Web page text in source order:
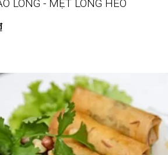
LÒNG - MẸT LÒNG HEO